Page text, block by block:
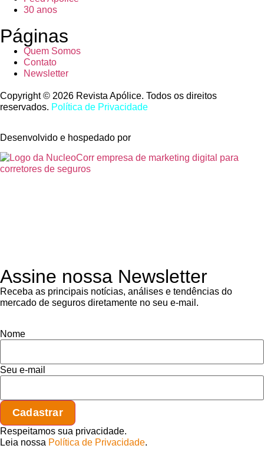
30 anos
Páginas
Quem Somos
Contato
Newsletter
Copyright © 2026 Revista Apólice. Todos os direitos
reservados. Política de Privacidade
Desenvolvido e hospedado por
Assine nossa Newsletter
Receba as principais notícias, análises e tendências do
mercado de seguros diretamente no seu e-mail.
Nome
Seu e-mail
Respeitamos sua privacidade.
Leia nossa Política de Privacidade.